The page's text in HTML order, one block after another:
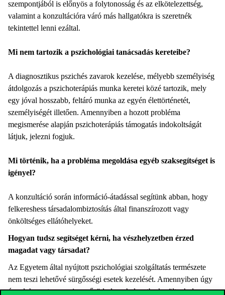
szempontjából is előnyös a folytonosság és az elkötelezettség,
valamint a konzultációra váró más hallgatókra is szeretnék
tekintettel lenni ezáltal.
Mi nem tartozik a pszichológiai tanácsadás kereteibe?
A diagnosztikus pszichés zavarok kezelése, mélyebb személyiség
átdolgozás a pszichoterápiás munka keretei közé tartozik, mely
egy jóval hosszabb, feltáró munka az egyén élettörténetét,
személyiségét illetően. Amennyiben a hozott probléma
megismerése alapján pszichoterápiás támogatás indokoltságát
látjuk, jelezni fogjuk.
Mi történik, ha a probléma megoldása egyéb szaksegítséget is
igényel?
A konzultáció során információ-átadással segítünk abban, hogy
felkereshess társadalombiztosítás által finanszírozott vagy
önköltséges ellátóhelyeket.
Hogyan tudsz segítséget kérni, ha vészhelyzetben érzed
magadat vagy társadat?
Az Egyetem által nyújtott pszichológiai szolgáltatás természete
nem teszi lehetővé sürgősségi esetek kezelését. Amennyiben úgy
érzed, hogy te vagy ismerősöd olyan helyzetbe került, ahol a